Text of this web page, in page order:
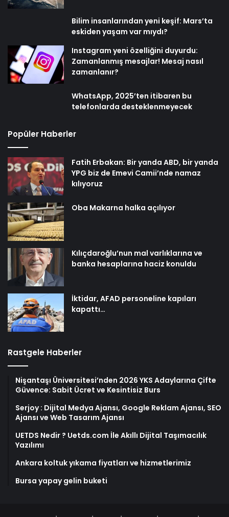
Bilim insanlarından yeni keşif: Mars’ta
eskiden yaşam var mıydı?
Instagram yeni özelliğini duyurdu:
Zamanlanmış mesajlar! Mesaj nasıl
zamanlanır?
WhatsApp, 2025’ten itibaren bu
telefonlarda desteklenmeyecek
Popüler Haberler
Fatih Erbakan: Bir yanda ABD, bir yanda
YPG biz de Emevi Camii’nde namaz
kılıyoruz
Oba Makarna halka açılıyor
Kılıçdaroğlu’nun mal varlıklarına ve
banka hesaplarına haciz konuldu
İktidar, AFAD personeline kapıları
kapattı…
Rastgele Haberler
Nişantaşı Üniversitesi’nden 2026 YKS Adaylarına Çifte
Güvence: Sabit Ücret ve Kesintisiz Burs
Serjoy : Dijital Medya Ajansı, Google Reklam Ajansı, SEO
Ajansı ve Web Tasarım Ajansı
UETDS Nedir ? Uetds.com İle Akıllı Dijital Taşımacılık
Yazılımı
Ankara koltuk yıkama fiyatları ve hizmetlerimiz
Bursa yapay gelin buketi